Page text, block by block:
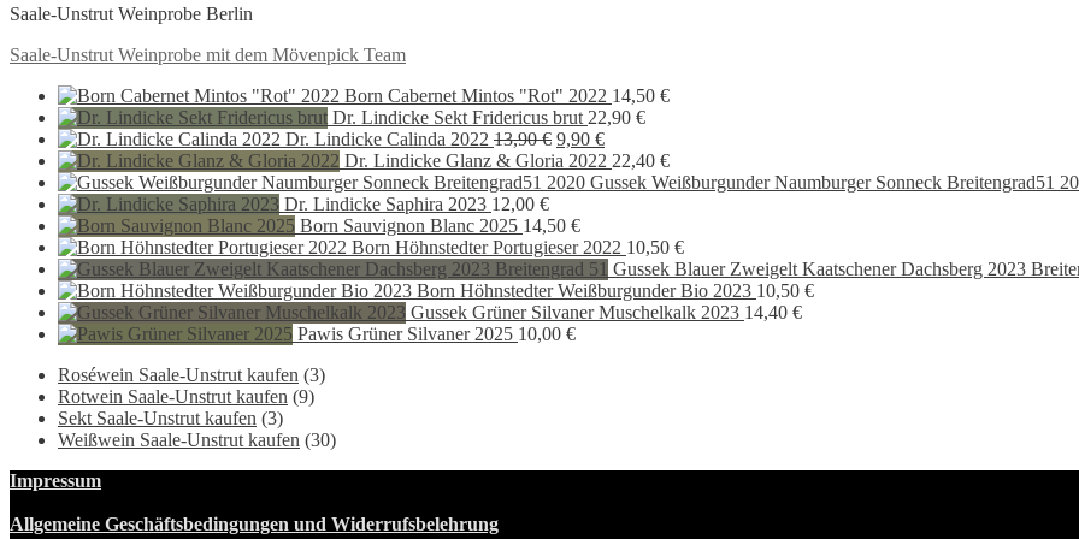
Saale-Unstrut Weinprobe Berlin
Beitragsnavigation
Vorheriger
Saale-Unstrut Weinprobe mit dem Mövenpick Team
Born Cabernet Mintos "Rot" 2022 14,50 €
Dr. Lindicke Sekt Fridericus brut 22,90 €
Dr. Lindicke Calinda 2022 13,90€ Ursprünglicher
Preis
war:
9,90 €Aktueller
Preis
ist:
Dr. Lindicke Glanz & Gloria 2022 22,40 €
Gussek Weißburgunder Naumburger Sonneck Breitengrad51
Dr. Lindicke Saphira 2023 12,00 €
Born Sauvignon Blanc 2025 14,50 €
Born Höhnstedter Portugieser 2022 10,50 €
Gussek Blauer Zweigelt Kaatschener Dachsberg 2023
Born Höhnstedter Weißburgunder Bio 2023 10,50 €
Gussek Grüner Silvaner Muschelkalk 2023 14,40 €
Pawis Grüner Silvaner 2025 10,00 €
Roséwein Saale-Unstrut kaufen (3)
Rotwein Saale-Unstrut kaufen (9)
Sekt Saale-Unstrut kaufen (3)
Weißwein Saale-Unstrut kaufen (30)
Impressum
Allgemeine Geschäftsbedingungen und Widerrufsbelehrung